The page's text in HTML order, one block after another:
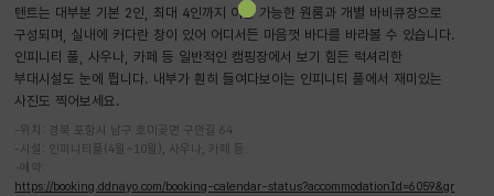
텐트는 대부분 기본 2인, 최대 4인까지 이용 가능한 원룸과 개별 바비큐장으로
구성되며, 실내에 커다란 창이 있어 어디서든 마음껏 바다를 바라볼 수 있습니다.
인피니티 풀, 사우나, 카페 등 일반적인 캠핑장에서 보기 힘든 럭셔리한
부대시설도 눈에 띕니다. 내부가 훤히 들여다보이는 인피니티 풀에서 재미있는
사진도 찍어보세요.
-위치: 경북 포항시 남구 호미곶면 구만길 64
-시설: 인피니티풀(4월~10월), 사우나, 카페 등.
-예약:
https://booking.ddnayo.com/booking-calendar-status?accommodationId=6059&gr